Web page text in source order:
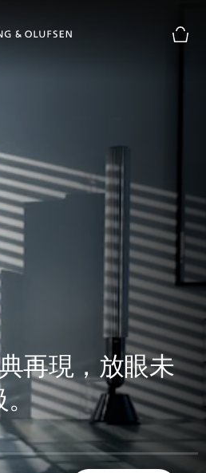
再現，放眼未
。